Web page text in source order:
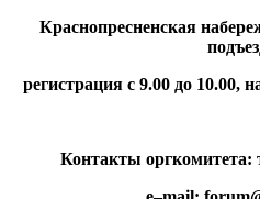
Краснопресненская
регистрация с 9.00 до 10.00,
Контакты оргкомитета: